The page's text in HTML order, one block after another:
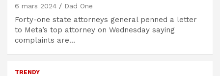
6 mars 2024 Dad One
Forty-one state attorneys general penned a letter
to Meta’s top attorney on Wednesday saying
complaints are…
TRENDY